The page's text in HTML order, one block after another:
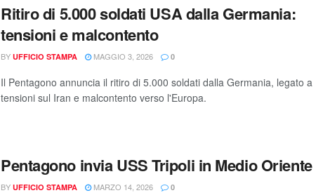
Ritiro di 5.000 soldati USA dalla Germania:
tensioni e malcontento
BY UFFICIO STAMPA MAGGIO 3, 2026 0
Il Pentagono annuncia il ritiro di 5.000 soldati dalla Germania, legato a
tensioni sul Iran e malcontento verso l'Europa.
Pentagono invia USS Tripoli in Medio Oriente
BY UFFICIO STAMPA MARZO 14, 2026 0